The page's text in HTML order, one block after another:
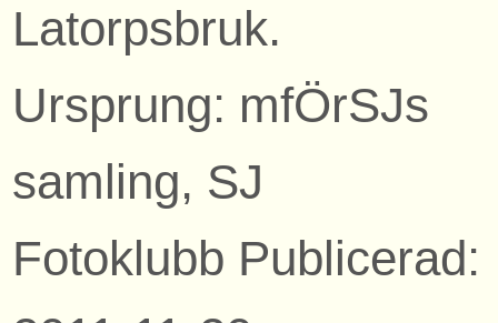
Latorpsbruk.
Ursprung: mfÖrSJs
samling, SJ
Fotoklubb Publicerad: